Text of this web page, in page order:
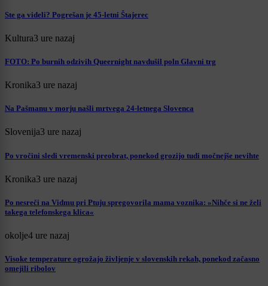
Ste ga videli? Pogrešan je 45-letni Štajerec
Kultura3 ure nazaj
FOTO: Po burnih odzivih Queernight navdušil poln Glavni trg
Kronika3 ure nazaj
Na Pašmanu v morju našli mrtvega 24-letnega Slovenca
Slovenija3 ure nazaj
Po vročini sledi vremenski preobrat, ponekod grozijo tudi močnejše nevihte
Kronika3 ure nazaj
Po nesreči na Vidmu pri Ptuju spregovorila mama voznika: »Nihče si ne želi
takega telefonskega klica«
okolje4 ure nazaj
Visoke temperature ogrožajo življenje v slovenskih rekah, ponekod začasno
omejili ribolov